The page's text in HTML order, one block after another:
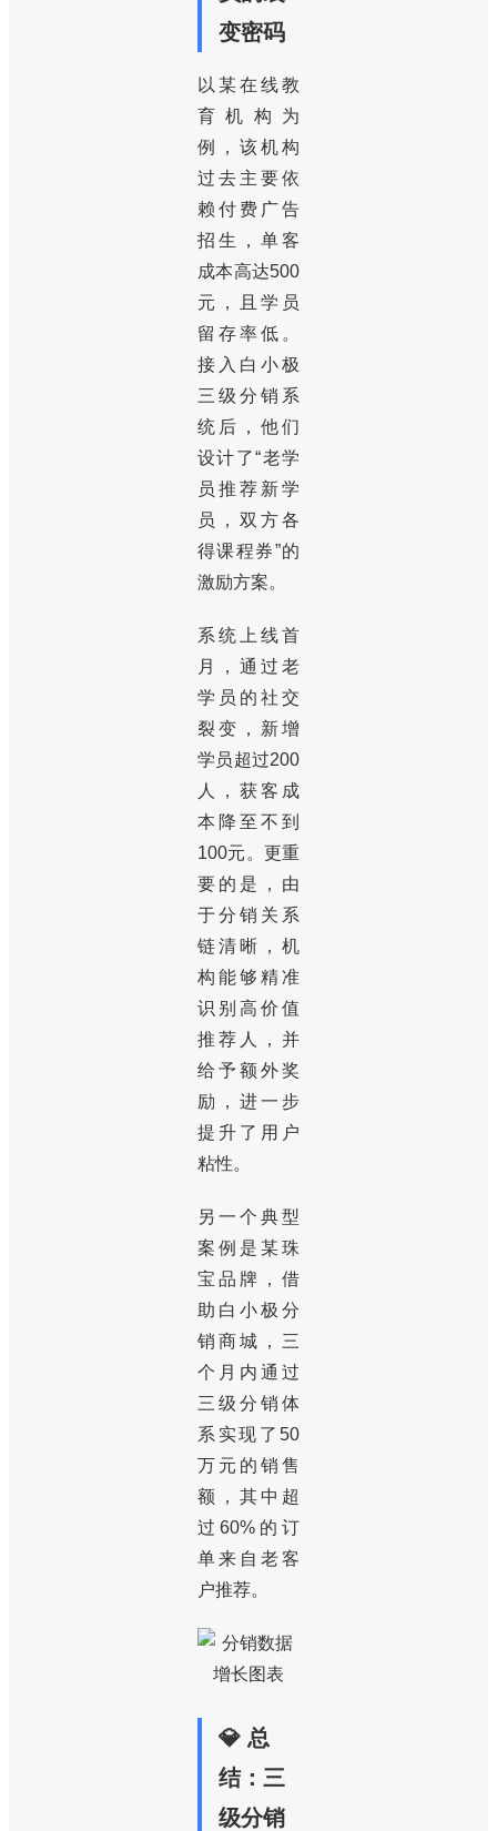
变密码
以某在线教
育机构为
例，该机构
过去主要依
赖付费广告
招生，单客
成本高达500
元，且学员
留存率低。
接入白小极
三级分销系
统后，他们
设计了“老学
员推荐新学
员，双方各
得课程券”的
激励方案。
系统上线首
月，通过老
学员的社交
裂变，新增
学员超过200
人，获客成
本降至不到
100元。更重
要的是，由
于分销关系
链清晰，机
构能够精准
识别高价值
推荐人，并
给予额外奖
励，进一步
提升了用户
粘性。
另一个典型
案例是某珠
宝品牌，借
助白小极分
销商城，三
个月内通过
三级分销体
系实现了50
万元的销售
额，其中超
过60%的订
单来自老客
户推荐。
💎 总
结：三
级分销